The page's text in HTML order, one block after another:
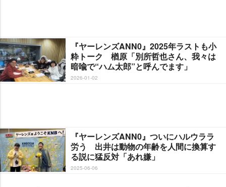
『ヤーレンズANN0』2025年ラストも小
粋トーク 楢原「別所哲也さん、我々は
暗喩で“ハム太郎”と呼んでます」
2026-01-02
『ヤーレンズANN0』ついにハルウララ
労う 出井は動物の年齢を人間に換算す
る説に猛反対「あれ嫌」
2025-06-06